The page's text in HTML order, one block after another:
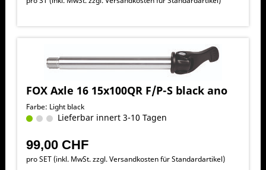
FOX Axle 16 15x100QR F/P-S black ano
Farbe: Light black
Lieferbar innert 3-10 Tagen
99,00 CHF
pro SET (inkl. MwSt. zzgl.Versandkosten für Standardartikel)